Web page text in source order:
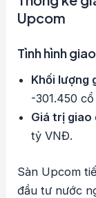
Upcom
Tình hình
Khối lượng
-301.450
Giá trị giao
tỷ VNĐ.
Sàn Upcom
đầu tư nước